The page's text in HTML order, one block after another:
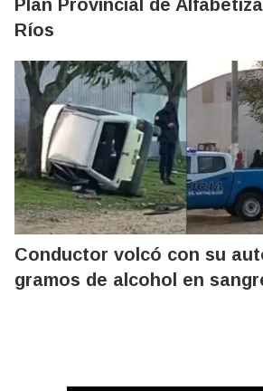
Plan Provincial de
Ríos
Conductor volcó con su
gramos de alcohol en